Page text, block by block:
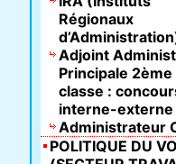
Régionaux
Adjoint
Principale 2ème
classe :
interne-externe
Administrateur
POLITIQUE DU